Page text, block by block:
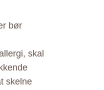
bør
skal
skelne